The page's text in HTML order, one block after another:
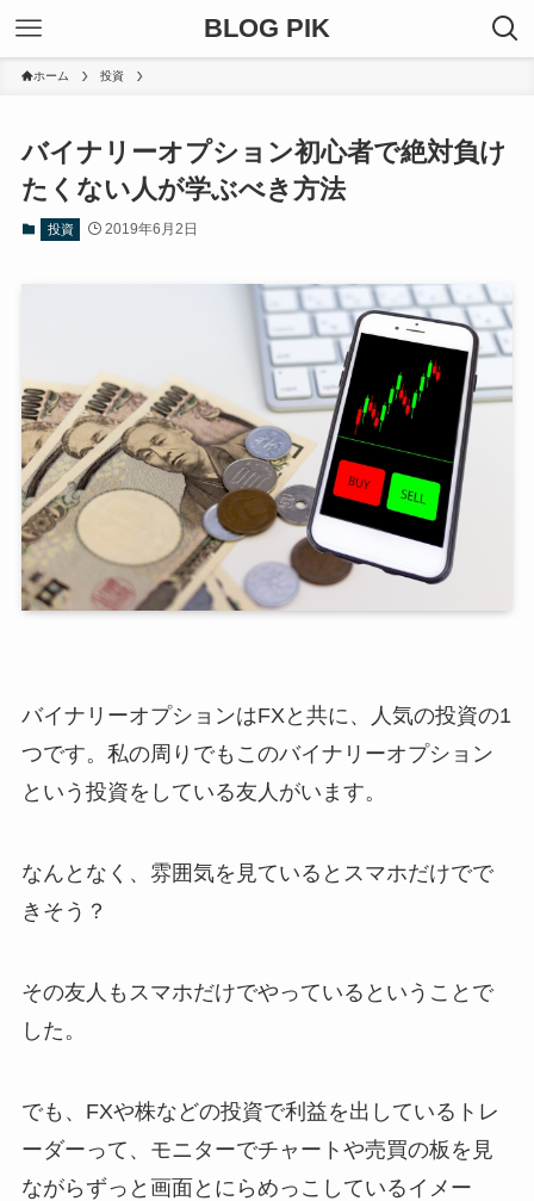
BLOG PIK
ホーム 投資
バイナリーオプション初心者で絶対負け
たくない人が学ぶべき方法
投資 2019年6月2日
バイナリーオプションはFXと共に、人気の投資の1
つです。私の周りでもこのバイナリーオプション
という投資をしている友人がいます。
なんとなく、雰囲気を見ているとスマホだけでで
きそう？
その友人もスマホだけでやっているということで
した。
でも、FXや株などの投資で利益を出しているトレ
ーダーって、モニターでチャートや売買の板を見
ながらずっと画面とにらめっこしているイメー